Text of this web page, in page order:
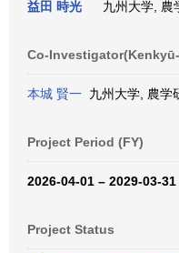
益田 時光 九州大学, 農
Co-
本城 賢一 九州大学, 農学
Project Period (FY)
2026-04-01 – 2029-03-31
Project Status